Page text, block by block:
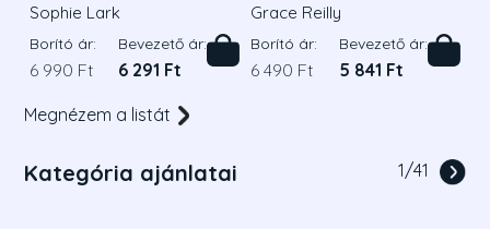
Sophie Lark
Borító ár:
6 990 Ft
Bevezető ár:
6 291 Ft
Grace Reilly
Borító ár:
6 490 Ft
Bevezető ár:
5 841 Ft
Megnézem a listát
Kategória ajánlatai 1/41